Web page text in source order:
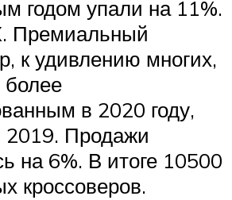
годом упали на 11%.
Премиальный
к удивлению многих,
более
в 2020 году,
2019. Продажи
на 6%. В итоге 10500
кроссоверов.